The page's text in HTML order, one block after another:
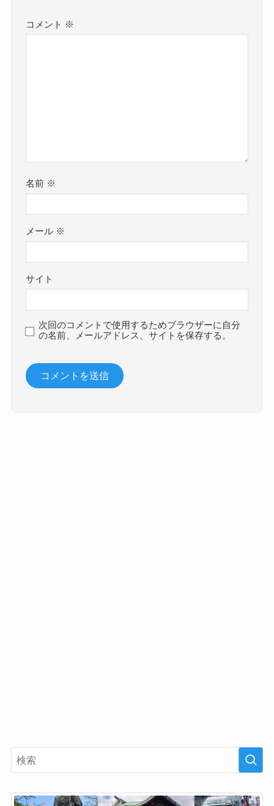
コメント ※
名前 ※
メール ※
サイト
次回のコメントで使用するためブラウザーに自分
の名前、メールアドレス、サイトを保存する。